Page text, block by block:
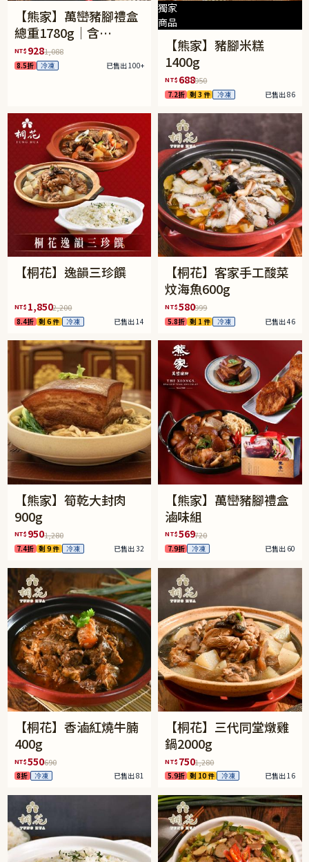
【熊家】萬巒豬腳禮盒
總重1780g｜含
1340±5%豬腳含骨
+240g醬包+200g麵線
NT$ 9281,088
8.5折 冷凍 已售出 100+
獨家
商品
【熊家】豬腳米糕
1400g
NT$ 688950
7.2折 剩 3 件 冷凍 已售出 86
【桐花】逸韻三珍饌
NT$ 1,8502,200
8.4折 剩 6 件 冷凍 已售出 14
【桐花】客家手工酸菜
炆海魚600g
NT$580999
5.8折 剩 1 件 冷凍 已售出 46
【熊家】筍乾大封肉
900g
NT$ 9501,280
7.4折 剩 9 件 冷凍 已售出 32
【熊家】萬巒豬腳禮盒
滷味組
NT$569720
7.9折 冷凍 已售出 60
【桐花】香滷紅燒牛腩
400g
NT$550690
8折 冷凍 已售出 81
【桐花】三代同堂燉雞
鍋2000g
NT$ 7501,280
5.9折 剩 10 件 冷凍 已售出 16